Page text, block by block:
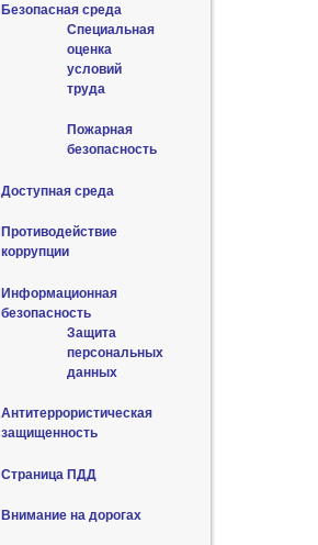
Безопасная среда
Специальная
оценка
условий
труда
Пожарная
безопасность
Доступная среда
Противодействие
коррупции
Информационная
безопасность
Защита
персональных
данных
Антитеррористическая
защищенность
Страница ПДД
Внимание на дорогах